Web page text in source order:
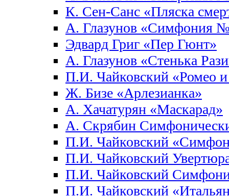
К. Сен-Санс «Пляска
А. Глазунов «Симфония
Эдвард Григ «Пер Гюнт»
А. Глазунов «Стенька
П.И. Чайковский «Ромео
Ж. Бизе «Арлезианка»
А. Хачатурян «Маскарад»
А. Скрябин
П.И. Чайковский
П.И. Чайковский
П.И. Чайковский
П.И. Чайковский